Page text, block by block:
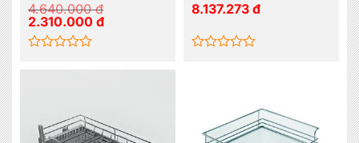
4.640.000đ
Giá
gốc
là:
4.640.000 đ.
2.310.000 đGiá
xếp
sao
8.137.273 đ